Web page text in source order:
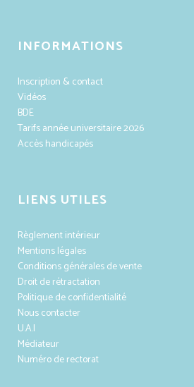
INFORMATIONS
Inscription & contact
Vidéos
BDE
Tarifs année universitaire 2026
Accès handicapés
LIENS UTILES
Règlement intérieur
Mentions légales
Conditions générales de vente
Droit de rétractation
Politique de confidentialité
Nous contacter
U.A.I
Médiateur
Numéro de rectorat